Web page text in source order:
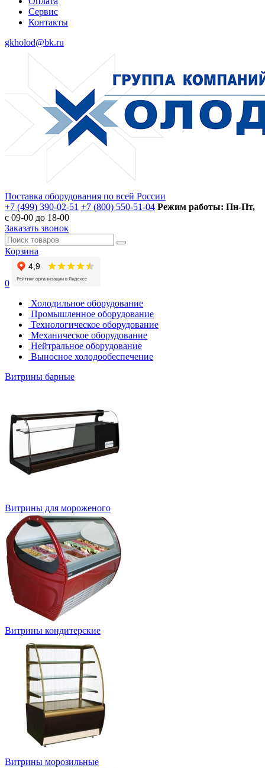
Сервис
Контакты
gkholod@bk.ru
Поставка оборудования по всей России
+7 (499) 390-02-51 +7 (800) 550-51-04 Режим работы: Пн-Пт,
с 09-00 до 18-00
Заказать звонок
Корзина
0
Холодильное оборудование
Промышленное оборудование
Технологическое оборудование
Механическое оборудование
Нейтральное оборудование
Выносное холодообеспечение
Витрины барные
Витрины для мороженого
Витрины кондитерские
Витрины морозильные